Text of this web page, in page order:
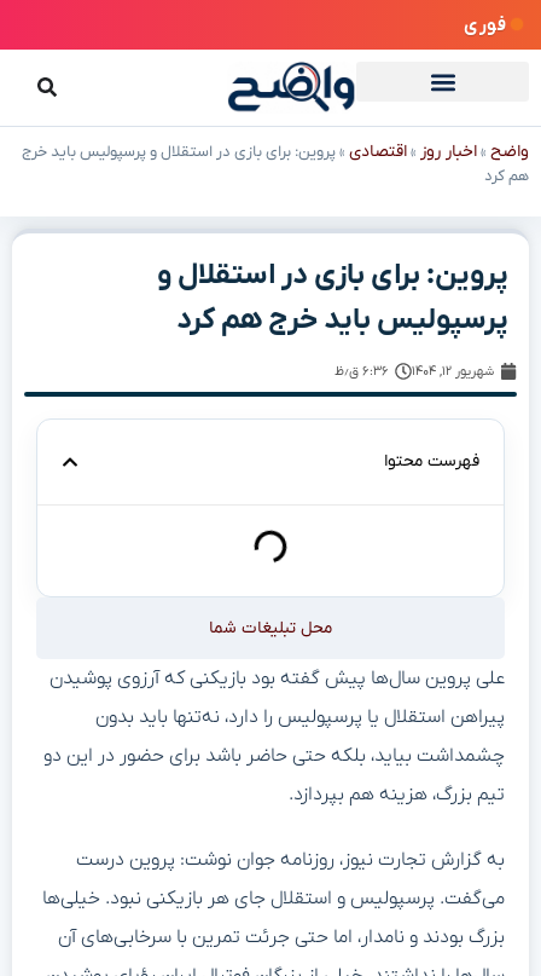
فوری
واضح »اخبار روز »اقتصادی »پروین: برای بازی در استقلال و پرسپولیس باید خرج
هم کرد
پروین: برای بازی در استقلال و
پرسپولیس باید خرج هم کرد
شهریور ۱۲, ۱۴۰۴ ۶:۳۶ ق٫ظ
فهرست محتوا
محل تبلیغات شما
علی پروین سال‌ها پیش گفته بود بازیکنی که آرزوی پوشیدن
پیراهن استقلال یا پرسپولیس را دارد، نه‌تنها باید بدون
چشمداشت بیاید، بلکه حتی حاضر باشد برای حضور در این دو
تیم بزرگ، هزینه هم بپردازد.
به گزارش تجارت نیوز، روزنامه جوان نوشت: پروین درست
می‌گفت. پرسپولیس و استقلال جای هر بازیکنی نبود. خیلی‌ها
بزرگ بودند و نامدار، اما حتی جرئت تمرین با سرخابی‌های آن